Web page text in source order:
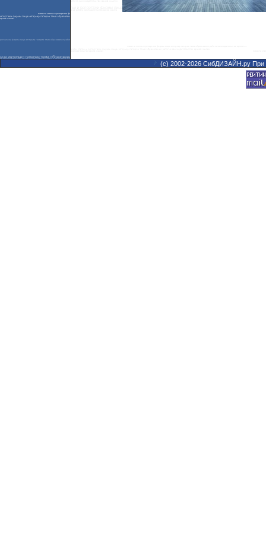
(с) 2002-2026 СибДИЗАЙН.ру При